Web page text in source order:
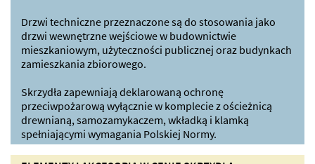
Drzwi techniczne przeznaczone są do stosowania jako
drzwi wewnętrzne wejściowe w budownictwie
mieszkaniowym, użyteczności publicznej oraz budynkach
zamieszkania zbiorowego.
Skrzydła zapewniają deklarowaną ochronę
przeciwpożarową wyłącznie w komplecie z ościeżnicą
drewnianą, samozamykaczem, wkładką i klamką
spełniającymi wymagania Polskiej Normy.